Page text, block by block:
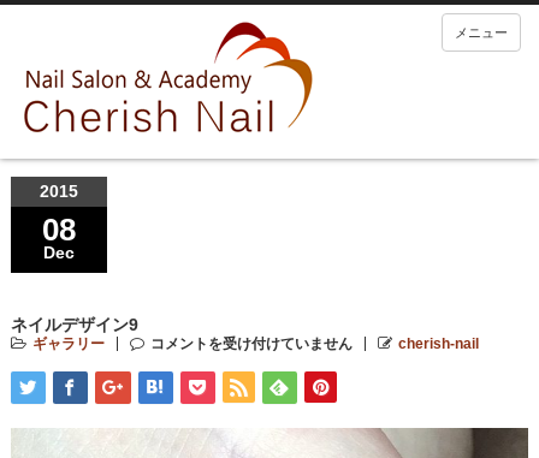
メニュー
2015
08
Dec
ネイルデザイン9
ギャラリー コメントを受け付けていません cherish-nail